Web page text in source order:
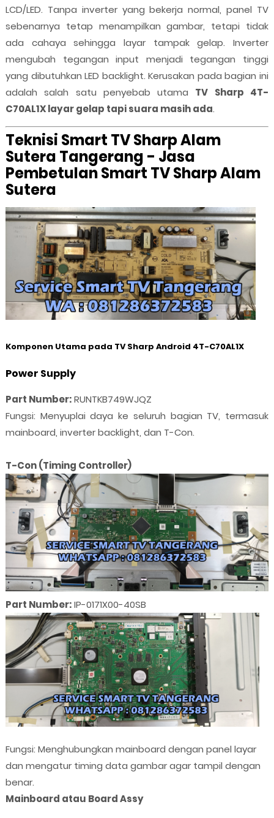
LCD/LED. Tanpa inverter yang bekerja normal, panel TV
sebenarnya tetap menampilkan gambar, tetapi tidak
ada cahaya sehingga layar tampak gelap. Inverter
mengubah tegangan input menjadi tegangan tinggi
yang dibutuhkan LED backlight. Kerusakan pada bagian ini
adalah salah satu penyebab utama TV Sharp 4T-
C70AL1X layar gelap tapi suara masih ada.
Teknisi Smart TV Sharp Alam
Sutera Tangerang - Jasa
Pembetulan Smart TV Sharp Alam
Sutera
Komponen Utama pada TV Sharp Android 4T-C70AL1X
Power Supply
Part Number:RUNTKB749WJQZ
Fungsi: Menyuplai daya ke seluruh bagian TV, termasuk
mainboard, inverter backlight, dan T-Con.
T-Con (Timing Controller)
Part Number:IP-0171X00-40SB
Fungsi: Menghubungkan mainboard dengan panel layar
dan mengatur timing data gambar agar tampil dengan
benar.
Mainboard atau Board Assy